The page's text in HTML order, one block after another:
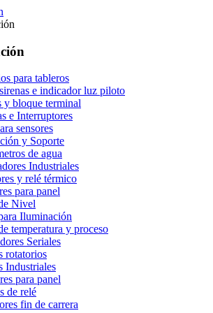
para tableros
e indicador luz piloto
y bloque terminal
e Interruptores
sensores
y Soporte
de agua
Industriales
y relé térmico
para panel
Nivel
Iluminación
temperatura y proceso
Seriales
rotatorios
Industriales
para panel
de relé
fin de carrera